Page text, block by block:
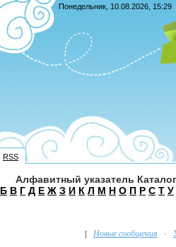
Понедельник, 10.08.2026, 15:29
RSS
Алфавитный указатель
Б В Г Д Е Ж З И К Л М Н О П Р С Т У
[ Новые сообщения ·